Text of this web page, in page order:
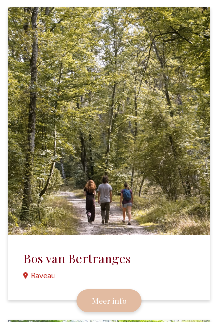
Bos van Bertranges
Raveau
Dit enorme bos is de tweede grootste leverancier
van eikenhout in Frankrijk. Van dit hout worden
onder andere wijnvaten gemaakt.
Meer info